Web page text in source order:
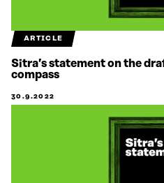
ARTICLE
Sitra’s statement on the
compass
30.9.2022